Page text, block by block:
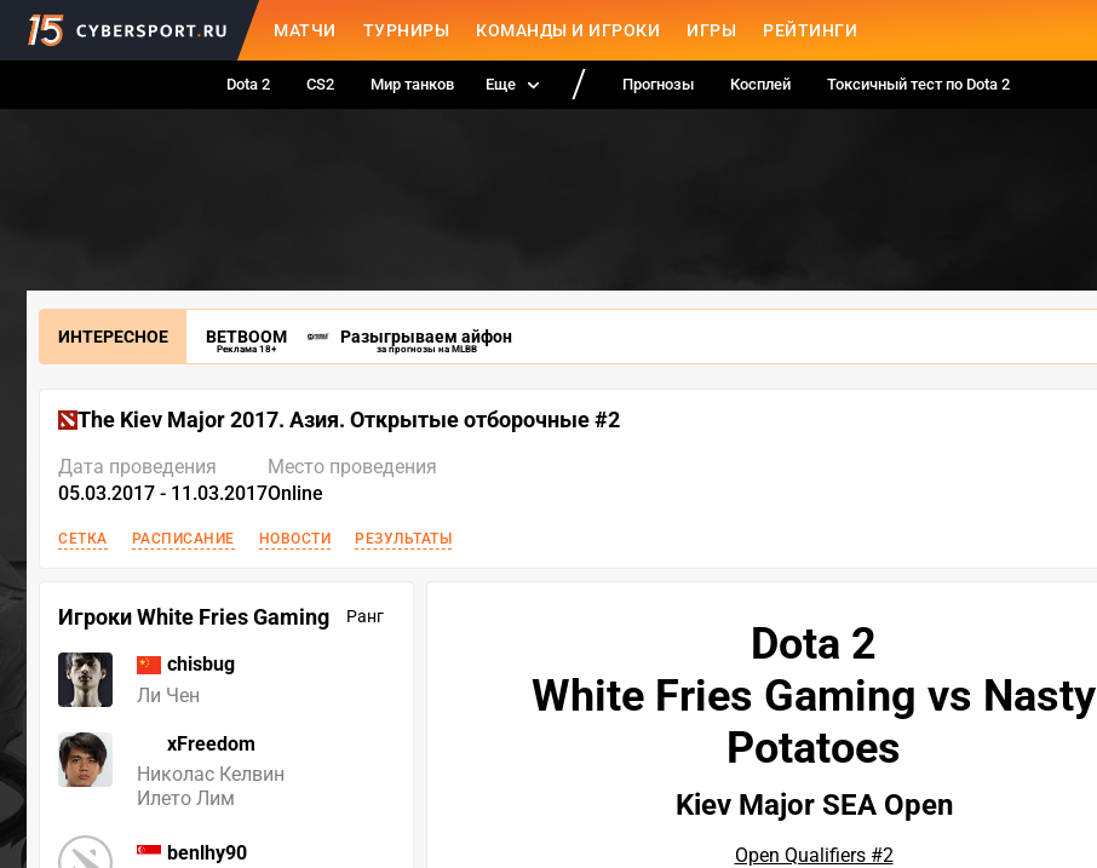
МАТЧИ ТУРНИРЫ КОМАНДЫ И ИГРОКИ ИГРЫ РЕЙТИНГИ
Dota 2 CS2 Мир танков Еще Прогнозы Косплей Токсичный тест по Dota 2
ИНТЕРЕСНОЕ BETBOOM
Реклама 18+
Разыгрываем айфон
за прогнозы на MLBB
The Kiev Major 2017. Азия. Открытые отборочные #2
Дата проведения
05.03.2017 - 11.03.2017
Место проведения
Online
СЕТКА РАСПИСАНИЕ НОВОСТИ РЕЗУЛЬТАТЫ
Игроки White Fries Gaming Ранг
chisbug
Ли Чен
xFreedom
Николас Келвин
Илето Лим
benlhy90
Dota 2
White Fries Gaming vs Nasty
Potatoes
Kiev Major SEA Open
Open Qualifiers #2